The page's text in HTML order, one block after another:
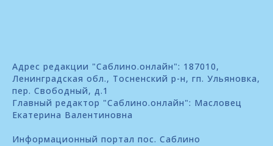
Адрес редакции "Саблино.онлайн": 187010,
Ленинградская обл., Тосненский р-н, гп. Ульяновка,
пер. Свободный, д.1
Главный редактор "Саблино.онлайн": Масловец
Екатерина Валентиновна
Информационный портал пос. Саблино